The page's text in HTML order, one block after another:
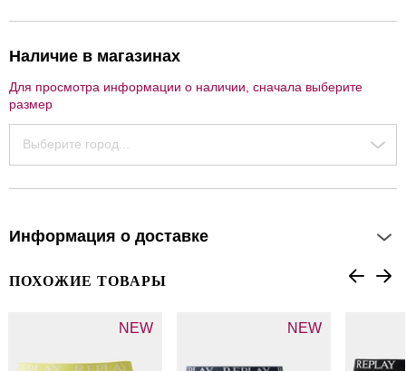
Наличие в магазинах
Для просмотра информации о наличии, сначала выберите
размер
Выберите город...
Информация о доставке
ПОХОЖИЕ ТОВАРЫ
NEW NEW